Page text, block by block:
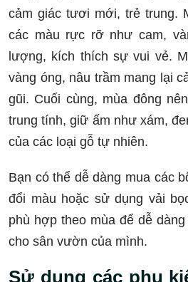
cảm giác tươi mới, trẻ trung.
các màu rực rỡ như cam,
lượng, kích thích sự vui vẻ.
vàng óng, nâu trầm mang lại
gũi. Cuối cùng, mùa đông
trung tính, giữ ấm như xám,
của các loại gỗ tự nhiên.
Bạn có thể dễ dàng mua các
đổi màu hoặc sử dụng vải
phù hợp theo mùa để dễ
cho sân vườn của mình.
Sử dụng các phụ